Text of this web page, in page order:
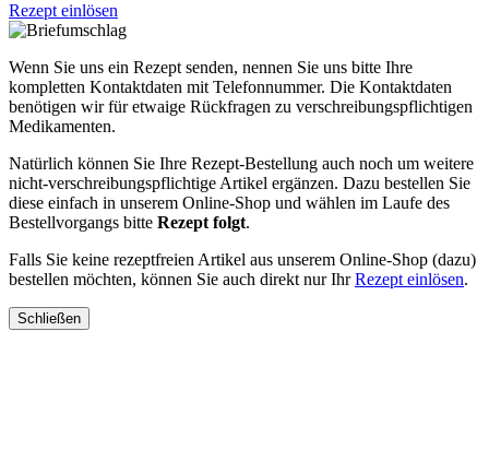
Rezept einlösen
Wenn Sie uns ein Rezept senden, nennen Sie uns bitte Ihre
kompletten Kontaktdaten mit Telefonnummer. Die Kontaktdaten
benötigen wir für etwaige Rückfragen zu verschreibungspflichtigen
Medikamenten.
Natürlich können Sie Ihre Rezept-Bestellung auch noch um weitere
nicht-verschreibungspflichtige Artikel ergänzen. Dazu bestellen Sie
diese einfach in unserem Online-Shop und wählen im Laufe des
Bestellvorgangs bitte Rezept folgt.
Falls Sie keine rezeptfreien Artikel aus unserem Online-Shop (dazu)
bestellen möchten, können Sie auch direkt nur IhrRezept einlösen.
Schließen